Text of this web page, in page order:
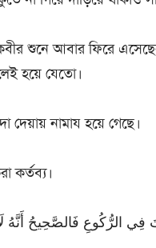
শুনে আবার ফিরে
হয়ে যেতো।
নামায হয়ে গেছে।
কর্তব্য।
فِي الرُّكُوعِ فَالصَّحِيحُ